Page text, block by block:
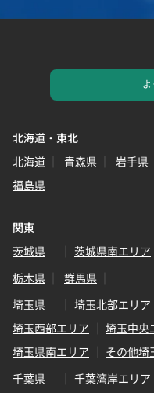
北海道・東北
北海道
青森県 岩手県
福島県
関東
茨城県
茨城県南エリア
栃木県
群馬県
埼玉県
埼玉北部エリア
埼玉西部エリア
埼玉中央
埼玉県南エリア
その他埼
千葉県
千葉湾岸エリア